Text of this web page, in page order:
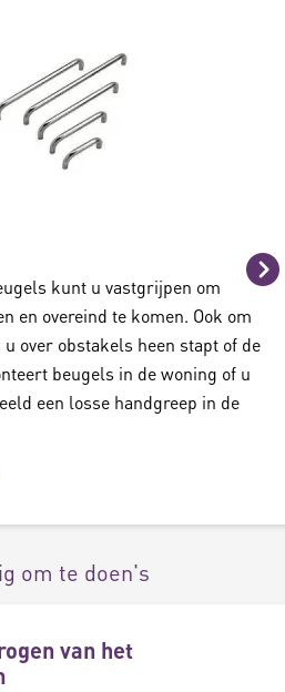
kunt u vastgrijpen om
en overeind te komen. Ook om
over obstakels heen stapt of de
beugels in de woning of u
een losse handgreep in de
om te doen's
van het